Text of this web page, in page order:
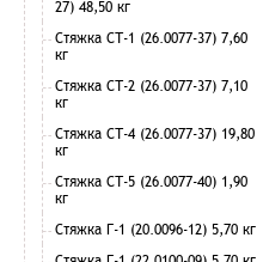
27) 48,50 кг
Стяжка СТ-1 (26.0077-37) 7,60
кг
Стяжка СТ-2 (26.0077-37) 7,10
кг
Стяжка СТ-4 (26.0077-37) 19,80
кг
Стяжка СТ-5 (26.0077-40) 1,90
кг
Стяжка Г-1 (20.0096-12) 5,70 кг